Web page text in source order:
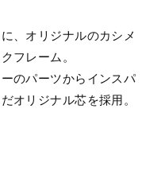
、オリジナルのカシメ
フレーム。
のパーツからインスパ
オリジナル芯を採用。